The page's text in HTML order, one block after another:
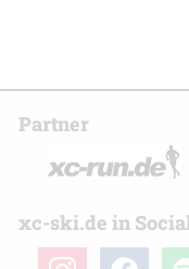
Partner
xc-ski.de in
instagramfacebook